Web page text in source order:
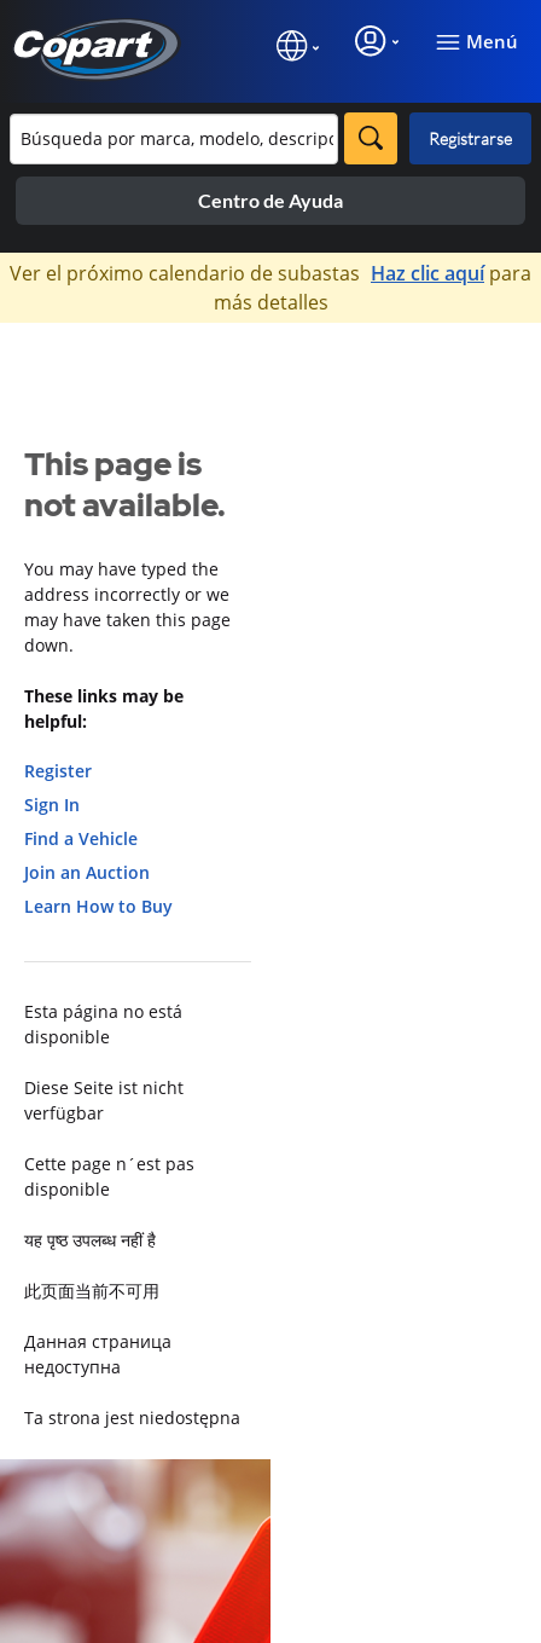
Menú
Registrarse
Centro de Ayuda
×
Ver el próximo calendario de subastas Haz clic aquípara
más detalles
This page is
not available.
You may have typed the
address incorrectly or we
may have taken this page
down.
These links may be
helpful:
Register
Sign In
Find a Vehicle
Join an Auction
Learn How to Buy
Esta página no está
disponible
Diese Seite ist nicht
verfügbar
Cette page n´est pas
disponible
यह पृष्ठ उपलब्ध नहीं है
此页面当前不可用
Данная страница
недоступна
Ta strona jest niedostępna
Trang này không có
Esta página não está
disponível
このページは現在利用できま
せん